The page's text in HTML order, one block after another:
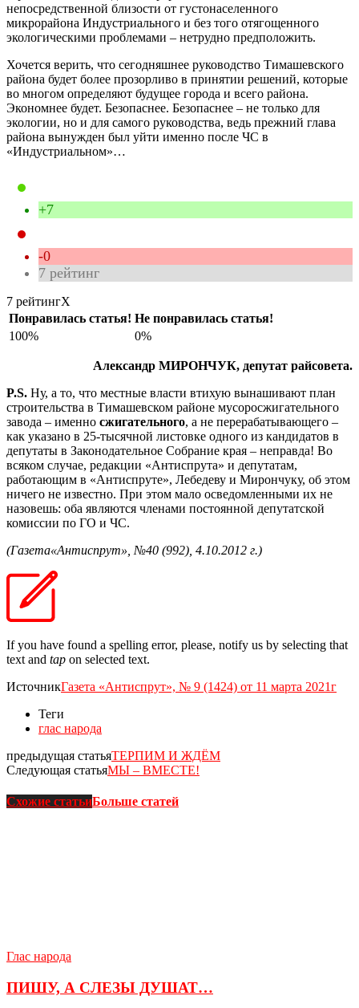
непосредственной близости от густонаселенного
микрорайона Индустриального и без того отягощенного
экологическими проблемами – нетрудно предположить.
Хочется верить, что сегодняшнее руководство Тимашевского
района будет более прозорливо в принятии решений, которые
во многом определяют будущее города и всего района.
Экономнее будет. Безопаснее. Безопаснее – не только для
экологии, но и для самого руководства, ведь прежний глава
района вынужден был уйти именно после ЧС в
«Индустриальном»…
+7
-0
7 рейтинг
7 рейтингX
Понравилась статья! Не понравилась статья!
100%
0%
Александр МИРОНЧУК, депутат райсовета.
P.S. Ну, а то, что местные власти втихую вынашивают план
строительства в Тимашевском районе мусоросжигательного
завода – именно сжигательного, а не перерабатывающего –
как указано в 25-тысячной листовке одного из кандидатов в
депутаты в Законодательное Собрание края – неправда! Во
всяком случае, редакции «Антиспрута» и депутатам,
работающим в «Антиспруте», Лебедеву и Мирончуку, об этом
ничего не известно. При этом мало осведомленными их не
назовешь: оба являются членами постоянной депутатской
комиссии по ГО и ЧС.
(Газета«Антиспрут», №40 (992), 4.10.2012 г.)
If you have found a spelling error, please, notify us by selecting that
text and tap on selected text.
ИсточникГазета «Антиспрут», № 9 (1424) от 11 марта 2021г
Теги
глас народа
предыдущая статьяТЕРПИМ И ЖДЁМ
Следующая статьяМЫ – ВМЕСТЕ!
Схожие статьиБольше статей
Глас народа
ПИШУ, А СЛЕЗЫ ДУШАТ…